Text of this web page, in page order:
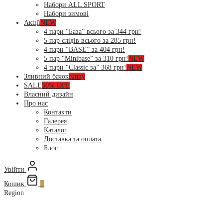
Набори ALL SPORT
Набори зимові
АкціїNEW
4 пари “База” всього за 344 грн!
5 пар слідів всього за 285 грн!
4 пари “BASE” за 404 грн!
5 пар “Minibase” за 310 грн!NEW
4 пари “Classic за” 368 грн!NEW
Зливний бачокfunny
SALE50% OFF
Власний дизайн
Про нас
Контакти
Галерея
Каталог
Доставка та оплата
Блог
Увійти
Кошик
Region